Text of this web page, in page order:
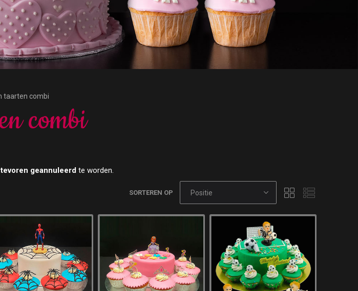
taarten combi
combi
geannuleerdte worden.
SORTEREN OP